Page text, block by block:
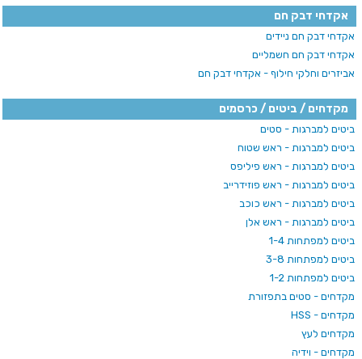
אקדחי דבק חם
אקדחי דבק חם ניידים
אקדחי דבק חם חשמליים
אביזרים וחלקי חילוף - אקדחי דבק חם
מקדחים / ביטים / כרסמים
ביטים למברגות - סטים
ביטים למברגות - ראש שטוח
ביטים למברגות - ראש פיליפס
ביטים למברגות - ראש פוזידרייב
ביטים למברגות - ראש כוכב
ביטים למברגות - ראש אלן
ביטים למפתחות 1-4
ביטים למפתחות 3-8
ביטים למפתחות 1-2
מקדחים - סטים בתפזורת
מקדחים - HSS
מקדחים לעץ
מקדחים - וידיה